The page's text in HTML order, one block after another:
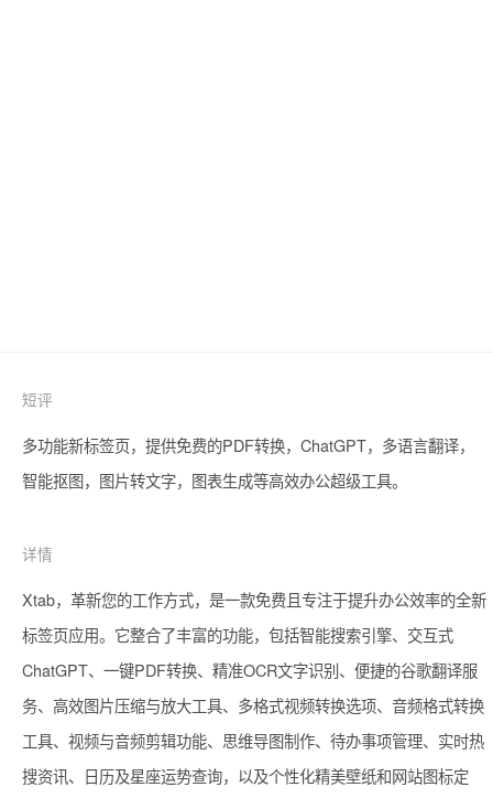
短评
多功能新标签页，提供免费的PDF转换，ChatGPT，多语言翻译，
智能抠图，图片转文字，图表生成等高效办公超级工具。
详情
Xtab，革新您的工作方式，是一款免费且专注于提升办公效率的全新
标签页应用。它整合了丰富的功能，包括智能搜索引擎、交互式
ChatGPT、一键PDF转换、精准OCR文字识别、便捷的谷歌翻译服
务、高效图片压缩与放大工具、多格式视频转换选项、音频格式转换
工具、视频与音频剪辑功能、思维导图制作、待办事项管理、实时热
搜资讯、日历及星座运势查询，以及个性化精美壁纸和网站图标定